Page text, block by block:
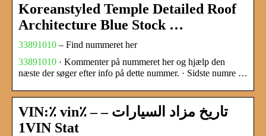
Koreanstyled Temple Detailed Roof
Architecture Blue Stock …
33891010 – Find nummeret her
33891010 · Kommenter på nummeret her og hjælp den
næste der søger efter info på dette nummer. · Sidste numre …
VIN:٪ vin٪ – تاريخ مزاد السيارات –
1VIN Stat